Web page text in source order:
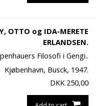
OTTO og IDA-MERETE
ERLANDSEN.
Filosofi i Gengi..
Kjøbenhavn, Busck, 1947.
DKK 250,00